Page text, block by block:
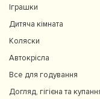
Іграшки
Дитяча кімната
Коляски
Автокрісла
Все для годування
Догляд, гігієна та